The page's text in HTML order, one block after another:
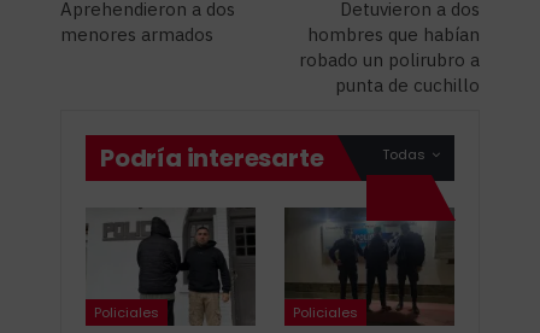
Aprehendieron a dos
menores armados
Detuvieron a dos
hombres que habían
robado un polirubro a
punta de cuchillo
Todas
Podría interesarte
Policiales Policiales